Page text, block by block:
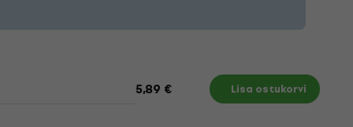
5,89 € Lisa ostukorvi